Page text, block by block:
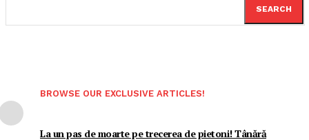
SEARCH
BROWSE OUR EXCLUSIVE ARTICLES!
La un pas de moarte pe trecerea de pietoni! Tânără